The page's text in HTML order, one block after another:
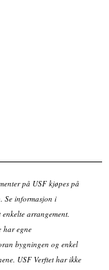
på USF kjøpes på
Se informasjon i
arrangement.
har egne
bygningen og enkel
USF Verftet har ikke